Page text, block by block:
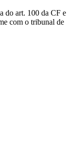
do art. 100 da CF e
com o tribunal de